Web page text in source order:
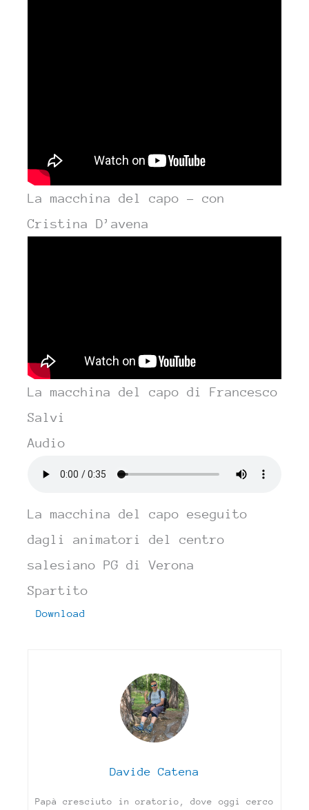
La macchina del capo – con
Cristina D’avena
La macchina del capo di Francesco
Salvi
Audio
La macchina del capo eseguito
dagli animatori del centro
salesiano PG di Verona
Spartito
Download
Davide Catena
Papà cresciuto in oratorio, dove oggi cerco